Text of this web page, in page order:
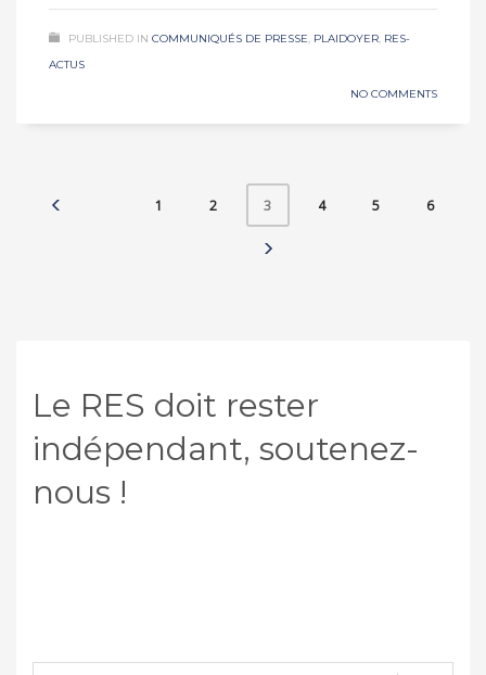
PUBLISHED IN COMMUNIQUÉS DE PRESSE, PLAIDOYER, RES-
ACTUS
NO COMMENTS
1 2 3 4 5 6
Le RES doit rester
indépendant, soutenez-
nous !